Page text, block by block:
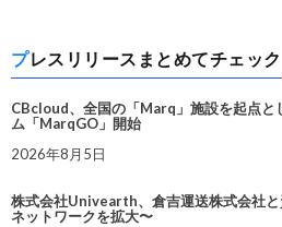
プレスリリースまとめてチェック
CBcloud、全国の「Marq」施設を起点と
ム「MarqGO」開始
2026年8月5日
株式会社Univearth、倉吉運送株式会社
ネットワークを拡大〜